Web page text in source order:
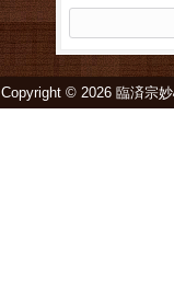
索:
Copyright © 2026 臨済宗